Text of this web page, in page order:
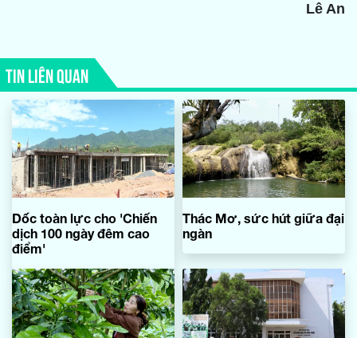
Lê An
TIN LIÊN QUAN
Dốc toàn lực cho 'Chiến
dịch 100 ngày đêm cao
điểm'
Thác Mơ, sức hút giữa đại
ngàn